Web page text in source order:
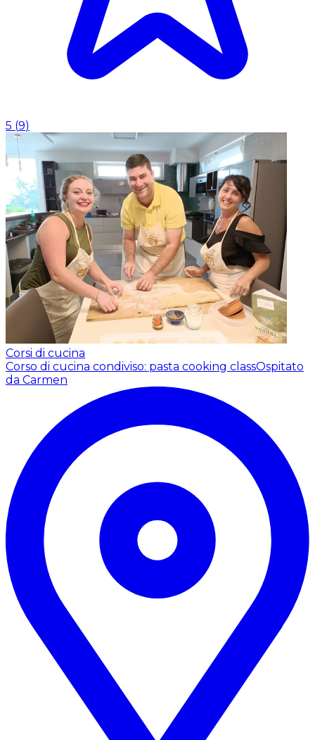
5 (9)
Corsi di cucina
Corso di cucina condiviso: pasta cooking classOspitato
da Carmen